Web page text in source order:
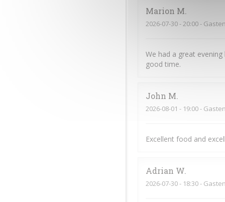
Marion M
2026-07-30- 20:00 -
We had a great
good time.
John M
2026-08-01 - 19:00 -
Excellent food and
Adrian W
2026-07-30- 18:30 -